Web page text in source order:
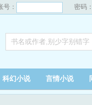
号： 密码：
科幻小说 言情小说